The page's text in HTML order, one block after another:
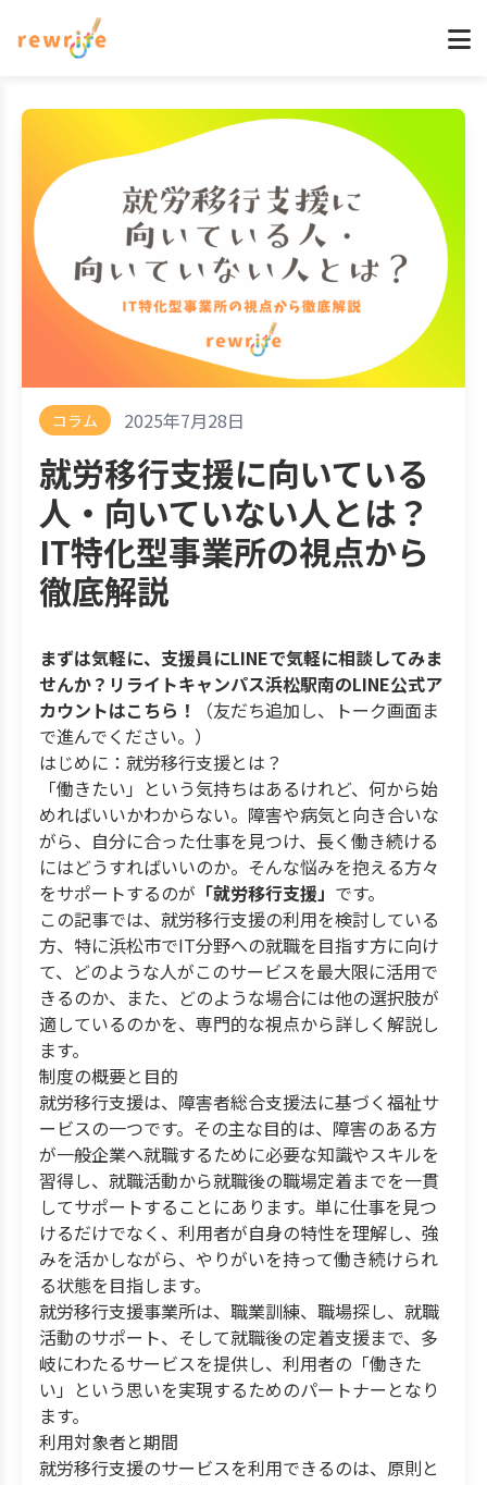
コラム 2025年7月28日
就労移行支援に向いている
人・向いていない人とは？
IT特化型事業所の視点から
徹底解説
まずは気軽に、支援員にLINEで気軽に相談してみま
せんか？リライトキャンパス浜松駅南のLINE公式ア
カウントはこちら！
（友だち追加し、トーク画面ま
で進んでください。）
はじめに：就労移行支援とは？
「働きたい」という気持ちはあるけれど、何から始
めればいいかわからない。障害や病気と向き合いな
がら、自分に合った仕事を見つけ、長く働き続ける
にはどうすればいいのか。そんな悩みを抱える方々
をサポートするのが 「就労移行支援」 です。
この記事では、就労移行支援の利用を検討している
方、特に浜松市でIT分野への就職を目指す方に向け
て、どのような人がこのサービスを最大限に活用で
きるのか、また、どのような場合には他の選択肢が
適しているのかを、専門的な視点から詳しく解説し
ます。
制度の概要と目的
就労移行支援は、障害者総合支援法に基づく福祉サ
ービスの一つです。その主な目的は、障害のある方
が一般企業へ就職するために必要な知識やスキルを
習得し、就職活動から就職後の職場定着までを一貫
してサポートすることにあります。単に仕事を見つ
けるだけでなく、利用者が自身の特性を理解し、強
みを活かしながら、やりがいを持って働き続けられ
る状態を目指します。
就労移行支援事業所は、職業訓練、職場探し、就職
活動のサポート、そして就職後の定着支援まで、多
岐にわたるサービスを提供し、利用者の「働きた
い」という思いを実現するためのパートナーとなり
ます。
利用対象者と期間
就労移行支援のサービスを利用できるのは、原則と